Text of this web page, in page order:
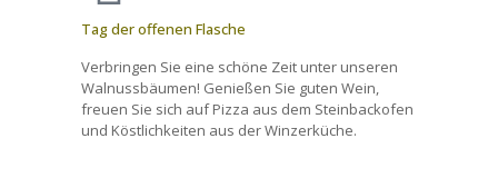
Tag der offenen Flasche
Verbringen Sie eine schöne Zeit unter unseren
Walnussbäumen! Genießen Sie guten Wein,
freuen Sie sich auf Pizza aus dem Steinbackofen
und Köstlichkeiten aus der Winzerküche.